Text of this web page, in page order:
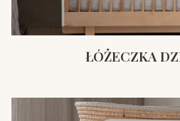
ŁÓŻECZKA